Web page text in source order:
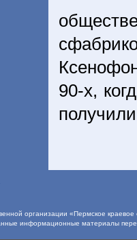
90-х,
организации «Пермское
информационные материалы